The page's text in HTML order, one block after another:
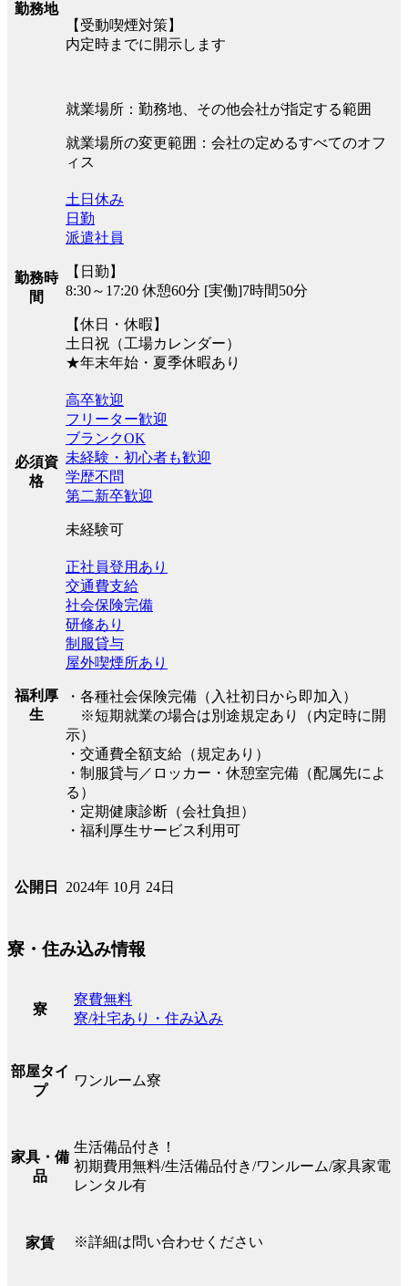
勤務地
【受動喫煙対策】
内定時までに開示します
就業場所：勤務地、その他会社が指定する範囲
就業場所の変更範囲：会社の定めるすべてのオフ
ィス
勤務時
間
土日休み
日勤
派遣社員
【日勤】
8:30～17:20 休憩60分 [実働]7時間50分
【休日・休暇】
土日祝（工場カレンダー）
★年末年始・夏季休暇あり
必須資
格
高卒歓迎
フリーター歓迎
ブランクOK
未経験・初心者も歓迎
学歴不問
第二新卒歓迎
未経験可
福利厚
生
正社員登用あり
交通費支給
社会保険完備
研修あり
制服貸与
屋外喫煙所あり
・各種社会保険完備（入社初日から即加入）
※短期就業の場合は別途規定あり（内定時に開
示）
・交通費全額支給（規定あり）
・制服貸与／ロッカー・休憩室完備（配属先によ
る）
・定期健康診断（会社負担）
・福利厚生サービス利用可
公開日 2024年 10月 24日
寮・住み込み情報
寮
寮費無料
寮/社宅あり・住み込み
部屋タイ
プ
ワンルーム寮
家具・備
品
生活備品付き！
初期費用無料/生活備品付き/ワンルーム/家具家電
レンタル有
家賃 ※詳細は問い合わせください